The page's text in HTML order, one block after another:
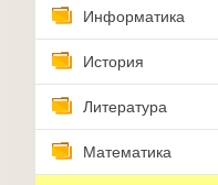
Информатика
История
Литература
Математика